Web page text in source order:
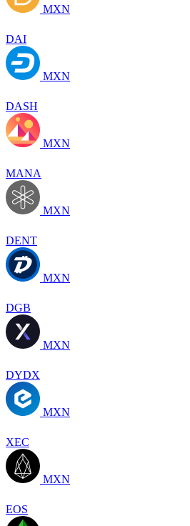
MXN
DAI
MXN
DASH
MXN
MANA
MXN
DENT
MXN
DGB
MXN
DYDX
MXN
XEC
MXN
EOS